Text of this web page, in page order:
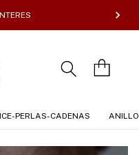
ICE-PERLAS-CADENAS